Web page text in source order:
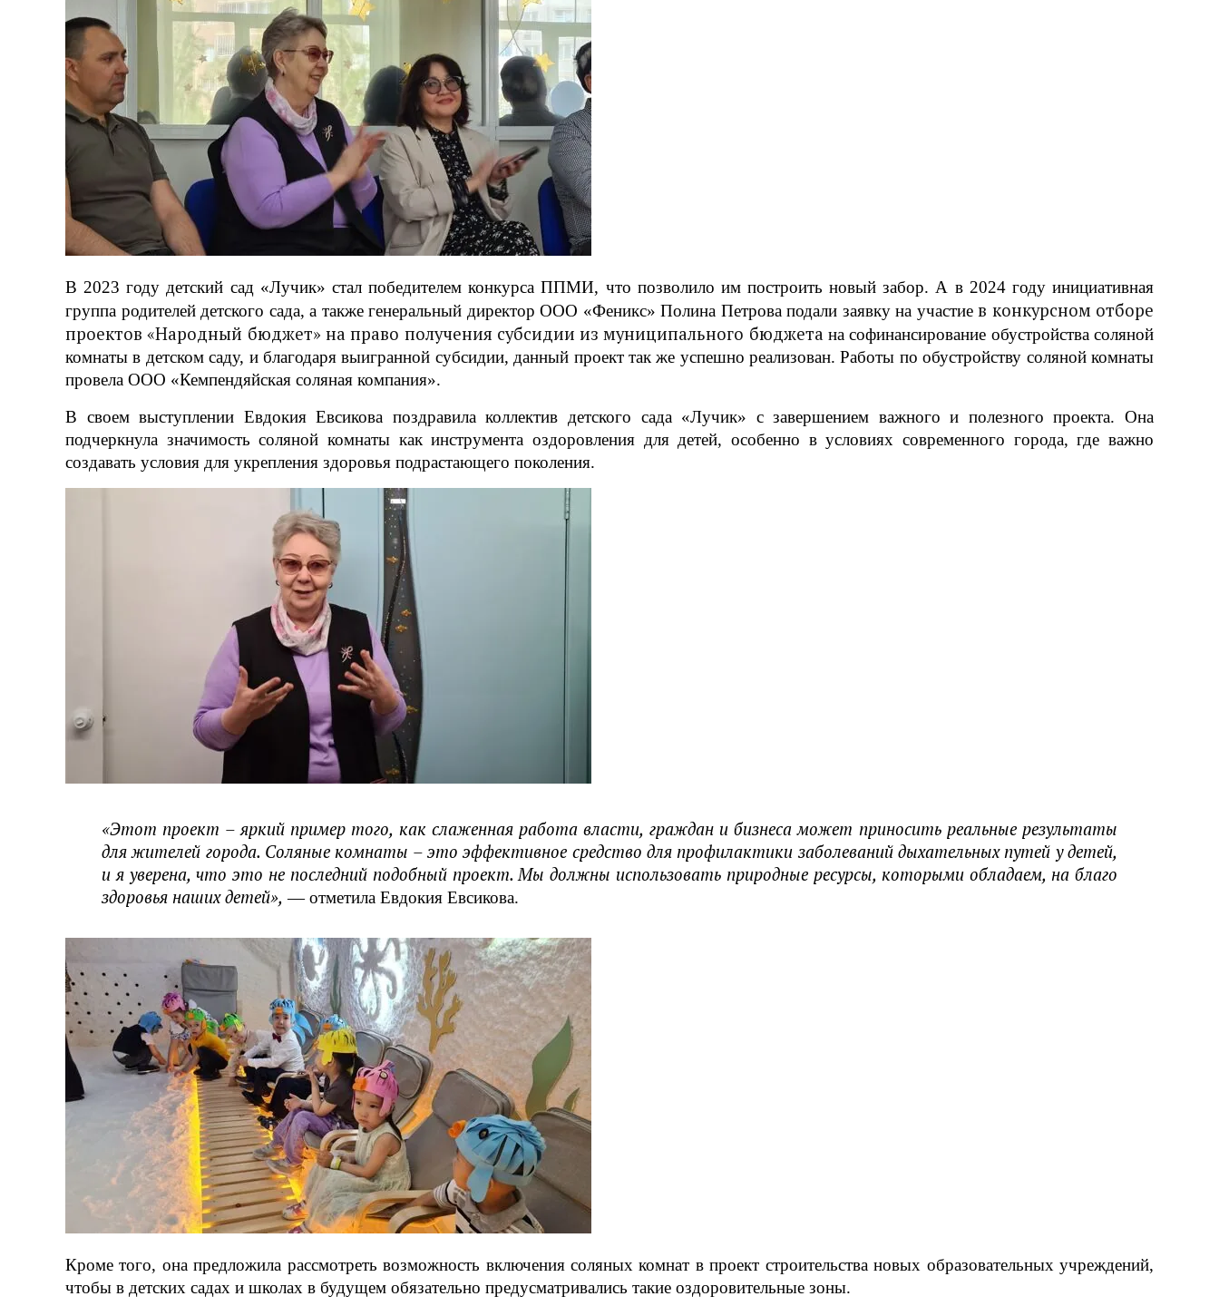
В 2023 году детский сад «Лучик» стал победителем конкурса ППМИ, что позволило им построить новый забор. А в 2024 году инициативная
группа родителей детского сада, а также генеральный директор ООО «Феникс» Полина Петрова подали заявку на участие в конкурсном отборе
проектов «Народный бюджет» на право получения субсидии из муниципального бюджетана софинансирование обустройства соляной
комнаты в детском саду, и благодаря выигранной субсидии, данный проект так же успешно реализован. Работы по обустройству соляной комнаты
провела ООО «Кемпендяйская соляная компания».
В своем выступлении Евдокия Евсикова поздравила коллектив детского сада «Лучик» с завершением важного и полезного проекта. Она
подчеркнула значимость соляной комнаты как инструмента оздоровления для детей, особенно в условиях современного города, где важно
создавать условия для укрепления здоровья подрастающего поколения.
«Этот проект – яркий пример того, как слаженная работа власти, граждан и бизнеса может приносить реальные результаты
для жителей города. Соляные комнаты – это эффективное средство для профилактики заболеваний дыхательных путей у детей,
и я уверена, что это не последний подобный проект. Мы должны использовать природные ресурсы, которыми обладаем, на благо
здоровья наших детей», — отметила Евдокия Евсикова.
Кроме того, она предложила рассмотреть возможность включения соляных комнат в проект строительства новых образовательных учреждений,
чтобы в детских садах и школах в будущем обязательно предусматривались такие оздоровительные зоны.